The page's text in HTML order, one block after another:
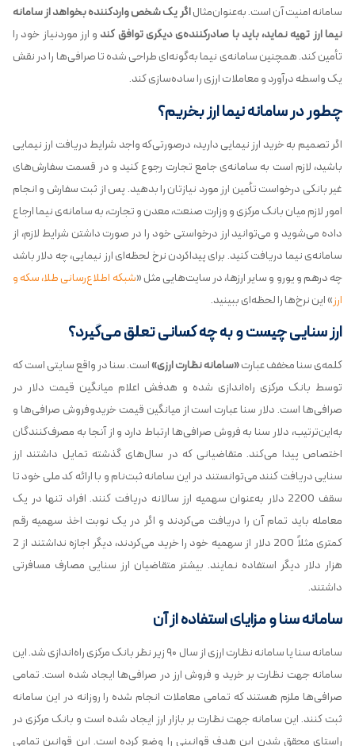
سامانه امنیت آن است. به‌عنوان‌مثالاگر یک شخص واردکننده‌ بخواهد از سامانه
نیما ارز تهیه نماید، باید با صادرکننده‌ی دیگری توافق کندو ارز موردنیاز خود را
تأمین کند. همچنین سامانه‌ی نیما به‌گونه‌ای طراحی شده تا صرافی‌ها را در نقش
یک واسطه درآورد و معاملات ارزی را ساده‌سازی کند.
چطور در سامانه نیما ارز بخریم؟
اگر تصمیم به خرید ارز نیمایی دارید، درصورتی‌که واجد شرایط دریافت ارز نیمایی
باشید، لازم است به سامانه‌ی جامع تجارت رجوع کنید و در قسمت سفارش‌های
غیر بانکی درخواست تأمین ارز مورد نیازتان را بدهید. پس از ثبت سفارش و انجام
امور لازم میان بانک مرکزی و وزارت صنعت، معدن و تجارت، به سامانه‌ی نیما ارجاع
داده می‌شوید و می‌توانید ارز درخواستی خود را در صورت داشتن شرایط لازم، از
سامانه‌ی نیما دریافت کنید. برای پیداکردن نرخ لحظه‌ای ارز نیمایی، چه دلار باشد
چه درهم و یورو و سایر ارزها، در سایت‌هایی مثل «شبکه اطلاع‌رسانی طلا، سکه و
ارز» این نرخ‌ها را لحظه‌ای ببینید.
ارز سنایی چیست و به چه کسانی تعلق می‌گیرد؟
کلمه‌ی سنا مخفف عبارت«سامانه نظارت ارزی»است. سنا در واقع سایتی است که
توسط بانک مرکزی راه‌اندازی شده و هدفش اعلام میانگین قیمت دلار در
صرافی‌ها است. دلار سنا عبارت است از میانگین قیمت خریدوفروش صرافی‌ها و
به‌این‌ترتیب، دلار سنا به فروش صرافی‌ها ارتباط دارد و از آنجا به مصرف‌کنندگان
اختصاص پیدا می‌کند. متقاضیانی که در سال‌های گذشته تمایل داشتند ارز
سنایی دریافت کنند می‌توانستند در این سامانه ثبت‌نام و با ارائه کد ملی خود تا
سقف 2200 دلار به‌عنوان سهمیه ارز سالانه دریافت کنند. افراد تنها در یک
معامله باید تمام آن را دریافت می‌کردند و اگر در یک نوبت اخذ سهمیه رقم
کمتری مثلاً 200 دلار از سهمیه خود را خرید می‌کردند، دیگر اجازه نداشتند از 2
هزار دلار دیگر استفاده نمایند. بیشتر متقاضیان ارز سنایی مصارف مسافرتی
داشتند.
سامانه سنا و مزایای استفاده از آن
سامانه سنا یا سامانه نظارت ارزی از سال ۹۰ زیر نظر بانک مرکزی راه‌اندازی شد. این
سامانه جهت نظارت بر خرید و فروش ارز در صرافی‌ها ایجاد شده است. تمامی
صرافی‌ها ملزم هستند که تمامی معاملات انجام شده را روزانه در این سامانه
ثبت کنند. این سامانه جهت نظارت بر بازار ارز ایجاد شده است و بانک مرکزی در
راستای محقق شدن این هدف قوانینی را وضع کرده است. این قوانین تمامی